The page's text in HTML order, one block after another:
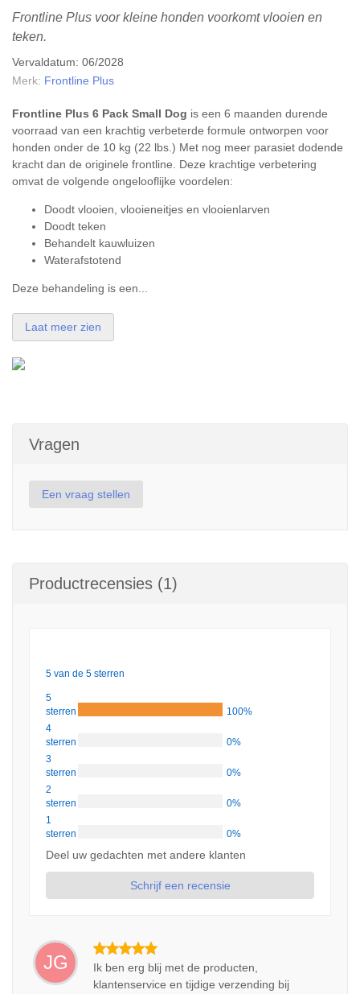
Frontline Plus voor kleine honden voorkomt vlooien en
teken.
Vervaldatum: 06/2028
Merk: Frontline Plus
Frontline Plus 6 Pack Small Dog is een 6 maanden durende
voorraad van een krachtig verbeterde formule ontworpen voor
honden onder de 10 kg (22 lbs.) Met nog meer parasiet dodende
kracht dan de originele frontline. Deze krachtige verbetering
omvat de volgende ongelooflijke voordelen:
Doodt vlooien, vlooieneitjes en vlooienlarven
Doodt teken
Behandelt kauwluizen
Waterafstotend
Deze behandeling is een...
Laat meer zien
Vragen
Een vraag stellen
Productrecensies (1)
5 van de 5 sterren
5
sterren
100%
4
sterren
0%
3
sterren
0%
2
sterren
0%
1
sterren
0%
Deel uw gedachten met andere klanten
Schrijf een recensie
JG
Ik ben erg blij met de producten,
klantenservice en tijdige verzending bij